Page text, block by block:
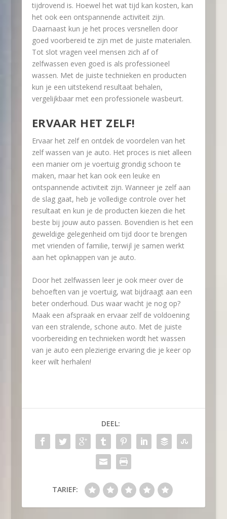
tijdrovend is. Hoewel het wat tijd kan kosten, kan
het ook een ontspannende activiteit zijn.
Daarnaast kun je het proces versnellen door
goed voorbereid te zijn met de juiste materialen.
Tot slot vragen veel mensen zich af of
zelfwassen even goed is als professioneel
wassen. Met de juiste technieken en producten
kun je een uitstekend resultaat behalen,
vergelijkbaar met een professionele wasbeurt.
ERVAAR HET ZELF!
Ervaar het zelf en ontdek de voordelen van het
zelf wassen van je auto. Het proces is niet alleen
een manier om je voertuig grondig schoon te
maken, maar het kan ook een leuke en
ontspannende activiteit zijn. Wanneer je zelf aan
de slag gaat, heb je volledige controle over het
resultaat en kun je de producten kiezen die het
beste bij jouw auto passen. Bovendien is het een
geweldige gelegenheid om tijd door te brengen
met vrienden of familie, terwijl je samen werkt
aan het opknappen van je auto.
Door het zelfwassen leer je ook meer over de
behoeften van je voertuig, wat bijdraagt aan een
beter onderhoud. Dus waar wacht je nog op?
Maak een afspraak en ervaar zelf de voldoening
van een stralende, schone auto. Met de juiste
voorbereiding en technieken wordt het wassen
van je auto een plezierige ervaring die je keer op
keer wilt herhalen!
DEEL:
TARIEF: